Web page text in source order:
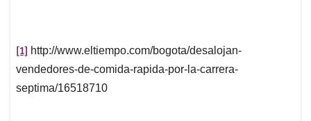
[1] http://www.eltiempo.com/bogota/desalojan-
vendedores-de-comida-rapida-por-la-carrera-
septima/16518710